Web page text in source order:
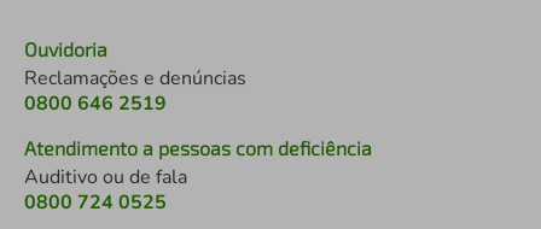
Ouvidoria
Reclamações e denúncias
0800 646 2519
Atendimento a pessoas com deficiência
Auditivo ou de fala
0800 724 0525